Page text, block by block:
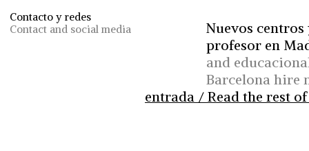
Contacto y redes
Contact and social media
Nuevos
profesor en
and
Barcelona hire
entrada / Read the rest